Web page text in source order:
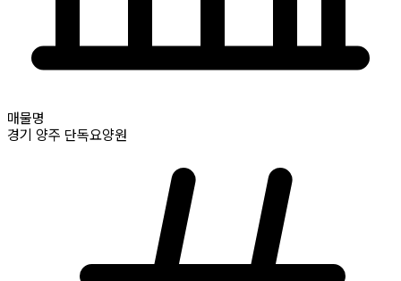
매물명
경기 양주 단독요양원